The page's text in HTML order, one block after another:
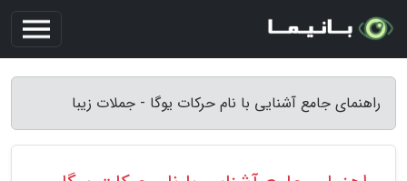
راهنمای جامع آشنایی با نام حرکات یوگا - جملات زیبا